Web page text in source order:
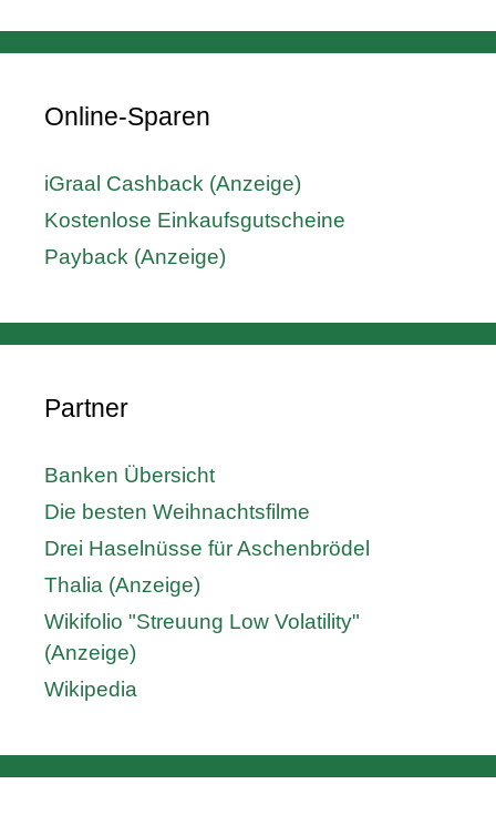
Online-Sparen
iGraal Cashback (Anzeige)
Kostenlose Einkaufsgutscheine
Payback (Anzeige)
Partner
Banken Übersicht
Die besten Weihnachtsfilme
Drei Haselnüsse für Aschenbrödel
Thalia (Anzeige)
Wikifolio "Streuung Low Volatility"
(Anzeige)
Wikipedia